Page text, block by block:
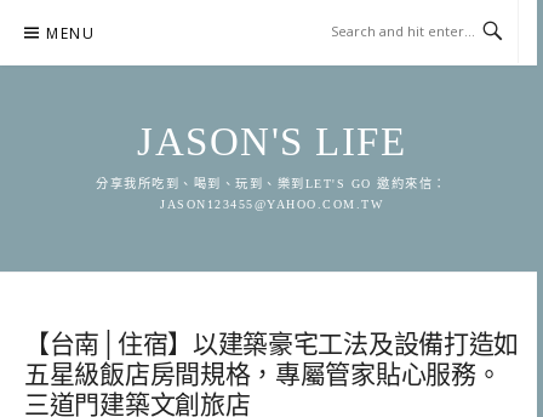
content
MENU
JASON'S LIFE
分享我所吃到、喝到、玩到、樂到LET'S GO 邀約來信：
JASON123455@YAHOO.COM.TW
【台南│住宿】以建築豪宅工法及設備打造如
五星級飯店房間規格，專屬管家貼心服務。
三道門建築文創旅店